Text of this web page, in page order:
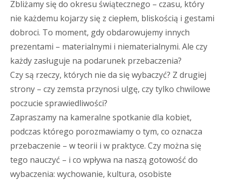
Zbliżamy się do okresu świątecznego – czasu, który
nie każdemu kojarzy się z ciepłem, bliskością i gestami
dobroci. To moment, gdy obdarowujemy innych
prezentami – materialnymi i niematerialnymi. Ale czy
każdy zasługuje na podarunek przebaczenia?
Czy są rzeczy, których nie da się wybaczyć? Z drugiej
strony – czy zemsta przynosi ulgę, czy tylko chwilowe
poczucie sprawiedliwości?
Zapraszamy na kameralne spotkanie dla kobiet,
podczas którego porozmawiamy o tym, co oznacza
przebaczenie – w teorii i w praktyce. Czy można się
tego nauczyć – i co wpływa na naszą gotowość do
wybaczenia: wychowanie, kultura, osobiste